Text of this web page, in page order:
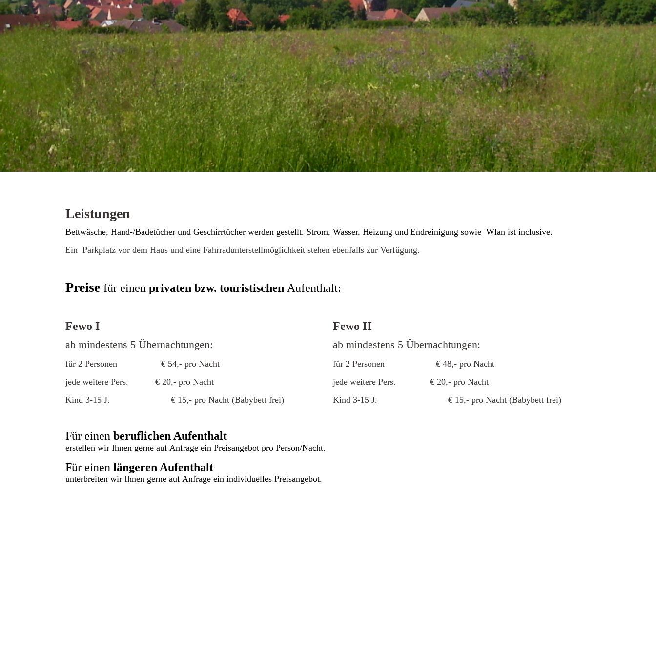
Leistungen
Bettwäsche, Hand-/Badetücher und Geschirrtücher werden gestellt. Strom, Wasser, Heizung und Endreinigung sowie Wlan ist inclusive.
Ein Parkplatz vor dem Haus und eine Fahrradunterstellmöglichkeit stehen ebenfalls zur Verfügung.
Preise für einen privaten bzw. touristischen Aufenthalt:
Fewo I
ab mindestens 5 Übernachtungen:
für 2 Personen € 54,- pro Nacht
jede weitere Pers. € 20,- pro Nacht
Kind 3-15 J. € 15,- pro Nacht (Babybett frei)
Fewo II
ab mindestens 5 Übernachtungen:
für 2 Personen € 48,- pro Nacht
jede weitere Pers. € 20,- pro Nacht
Kind 3-15 J. € 15,- pro Nacht (Babybett frei)
Für einen beruflichen Aufenthalt
erstellen wir Ihnen gerne auf Anfrage ein Preisangebot pro Person/Nacht.
Für einen längeren Aufenthalt
unterbreiten wir Ihnen gerne auf Anfrage ein individuelles Preisangebot.